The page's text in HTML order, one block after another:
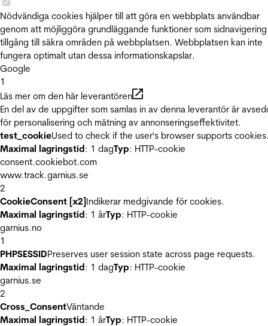
Nödvändiga cookies hjälper till att göra en webbplats användbar
genom att möjliggöra grundläggande funktioner som
tillgång till säkra områden på webbplatsen. Webbplatsen kan inte
fungera optimalt utan dessa informationskapslar.
Google
1
Läs mer om den här leverantören
En del av de uppgifter som samlas in av denna leverantör är
för personalisering och mätning av annonseringseffektivitet.
test_cookieUsed to check if the user's browser supports
Maximal lagringstid: 1 dagTyp: HTTP-cookie
consent.cookiebot.com
www.track.garnius.se
2
CookieConsent [x2]Indikerar medgivande för cookies.
Maximal lagringstid: 1 årTyp: HTTP-cookie
garnius.no
1
PHPSESSIDPreserves user session state across page requests.
Maximal lagringstid: 1 dagTyp: HTTP-cookie
garnius.se
2
Cross_ConsentVäntande
Maximal lagringstid: 1 årTyp: HTTP-cookie